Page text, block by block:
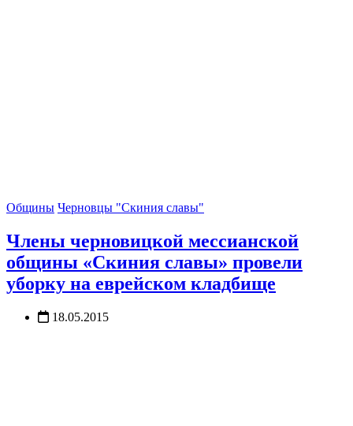
Общины Черновцы "Скиния славы"
Члены черновицкой мессианской
общины «Скиния славы» провели
уборку на еврейском кладбище
18.05.2015